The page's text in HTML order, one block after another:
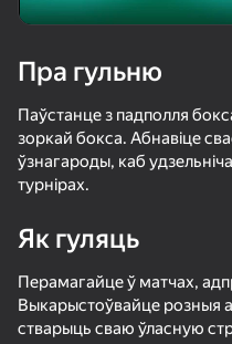
Обби: накачай мышцы! +1 в секунду
77
ММА: Арена
Пра гульню
Паўстанце з падполля
зоркай бокса. Абнавіце
ўзнагароды, каб
турнірах.
Як гуляць
Перамагайце ў матчах,
Выкарыстоўвайце розныя
стварыць сваю ўласную